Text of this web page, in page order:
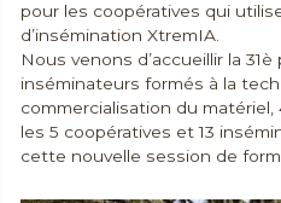
pour les coopératives qui
d’insémination XtremIA.
Nous venons d’accueillir la
inséminateurs formés à la
commercialisation du
les 5 coopératives et 13
cette nouvelle session de